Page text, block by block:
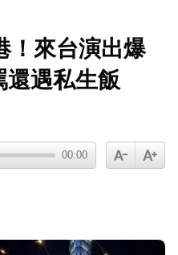
天下大小事！
網紅陳屍住處 死因待查
！來台演出爆
遇私生飯
00:00